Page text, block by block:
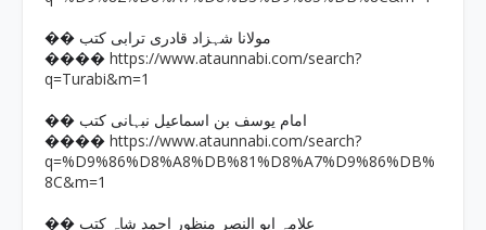
�� مولانا شہزاد قادری ترابی کتب
���� https://www.ataunnabi.com/search?
q=Turabi&m=1
�� امام یوسف بن اسماعیل نبہانی کتب
���� https://www.ataunnabi.com/search?
q=%D9%86%D8%A8%DB%81%D8%A7%D9%86%DB%
8C&m=1
�� علامہ ابو النصر منظور احمد شاہ کتب